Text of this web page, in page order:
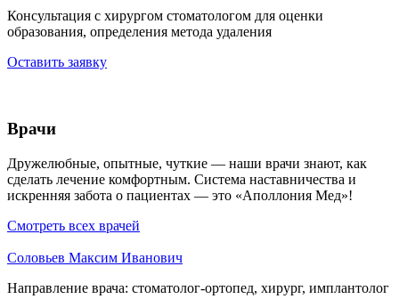
Консультация с хирургом стоматологом для оценки
образования, определения метода удаления
Оставить заявку
Врачи
Дружелюбные, опытные, чуткие — наши врачи знают, как
сделать лечение комфортным. Система наставничества и
искренняя забота о пациентах — это «Аполлония Мед»!
Смотреть всех врачей
Соловьев Максим Иванович
Направление врача: стоматолог-ортопед, хирург, имплантолог